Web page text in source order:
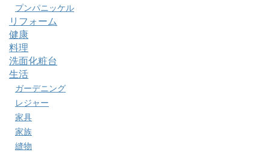
プンパニッケル
リフォーム
健康
料理
洗面化粧台
生活
ガーデニング
レジャー
家具
家族
縫物